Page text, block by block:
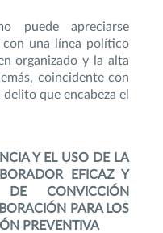
puede apreciarse
con una línea político
organizado y la alta
coincidente con
que encabeza el
Y EL USO DE LA
EFICAZ Y
CONVICCIÓN
PARA LOS
PREVENTIVA